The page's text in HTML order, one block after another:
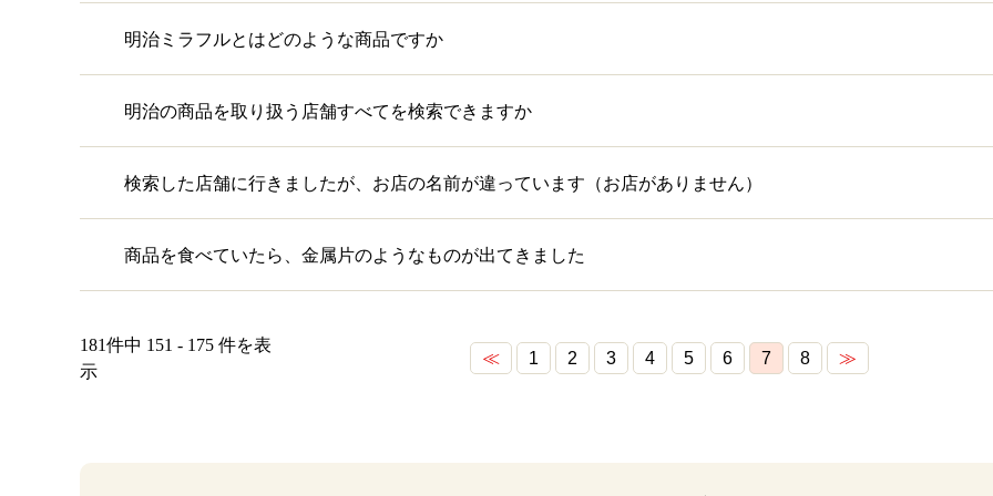
明治ミラフルとはどのような商品ですか
明治の商品を取り扱う店舗すべてを検索できますか
検索した店舗に行きましたが、お店の名前が違っています（お店がありません）
商品を食べていたら、金属片のようなものが出てきました
181件中 151 - 175 件を表
示
≪ 1 2 3 4 5 6 7 8 ≫